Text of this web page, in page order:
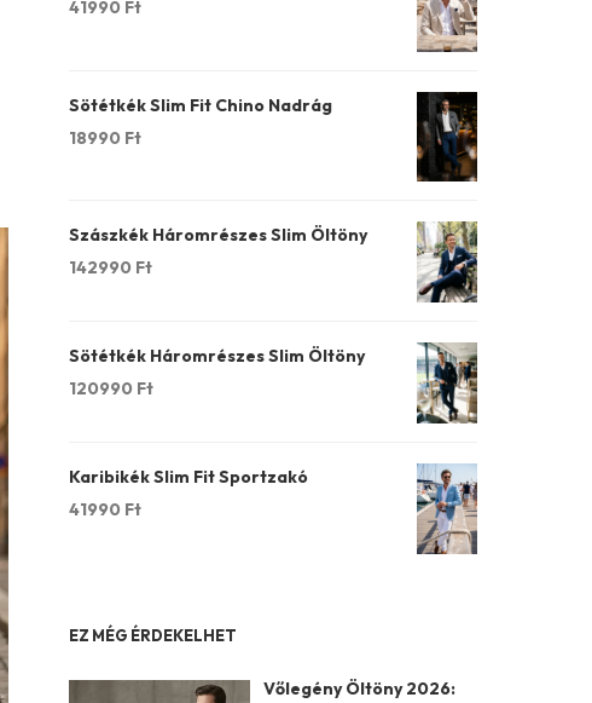
41990 Ft
Sötétkék Slim Fit Chino Nadrág
18990 Ft
Szászkék Háromrészes Slim Öltöny
142990 Ft
Sötétkék Háromrészes Slim Öltöny
120990 Ft
Karibikék Slim Fit Sportzakó
41990 Ft
EZ MÉG ÉRDEKELHET
Vőlegény Öltöny 2026: